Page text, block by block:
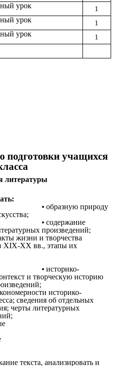
урок
1
урок
1
урок 1
подготовки учащихся
литературы
образную природу
содержание
произведений;
жизни и творчества
XIX-XX вв., этапы их
историко-
и творческую историю
историко-
сведения об отдельных
черты литературных
текста, анализировать и